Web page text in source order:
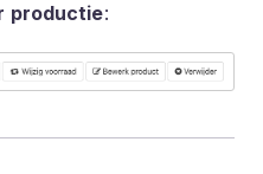
productie: